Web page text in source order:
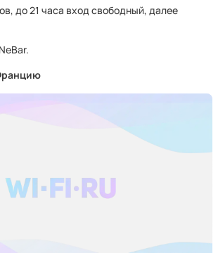
до 21 часа вход свободный, далее